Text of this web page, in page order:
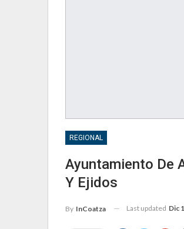
REGIONAL
Ayuntamiento De
Y Ejidos
By InCoatza Last updated Dic